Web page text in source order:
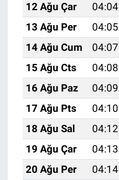
12 Ağu Çar
04:04
13 Ağu Per
04:05
14 Ağu Cum
04:07
15 Ağu Cts
04:08
16 Ağu Paz
04:09
17 Ağu Pts
04:10
18 Ağu Sal
04:12
19 Ağu Çar
04:13
20 Ağu Per
04:14